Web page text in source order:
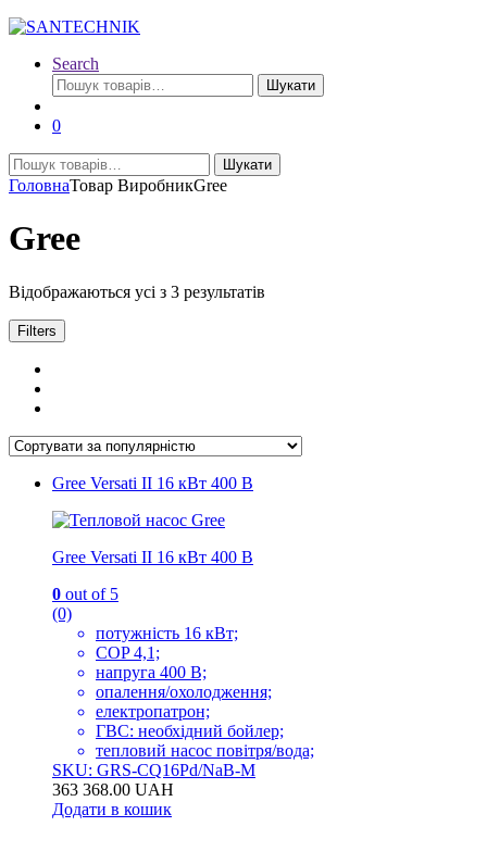
Search
Шукати:
Шукати
0
Шукати:
Шукати
ГоловнаТовар ВиробникGree
Gree
Відображаються усі з 3 результатів
Filters
Gree Versati II 16 кВт 400 В
Gree Versati II 16 кВт 400 В
0 out of 5
(0)
потужність 16 кВт;
COP 4,1;
напруга 400 В;
опалення/охолодження;
електропатрон;
ГВС: необхідний бойлер;
тепловий насос повітря/вода;
SKU: GRS-CQ16Pd/NaB-M
363 368.00 UAH
Додати в кошик